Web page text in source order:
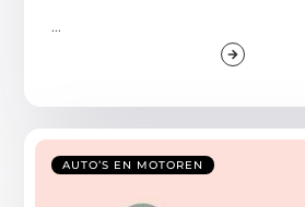
...
AUTO’S EN MOTOREN